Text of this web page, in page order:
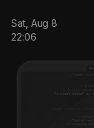
Sat, Aug 8
22:06